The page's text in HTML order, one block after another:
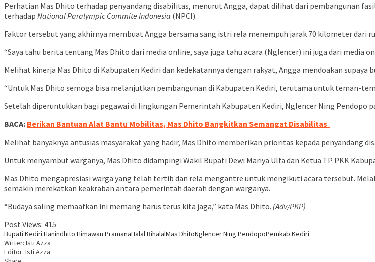
Perhatian Mas Dhito terhadap penyandang disabilitas, menurut Angga, dapat dilihat dari pembangunan
terhadap National Paralympic Commite Indonesia (NPCI).
Faktor tersebut yang akhirnya membuat Angga bersama sang istri rela menempuh jarak 70 kilometer dari
“Saya tahu berita tentang Mas Dhito dari media online, saya juga tahu acara (Nglencer) ini juga dari media
Melihat kinerja Mas Dhito di Kabupaten Kediri dan kedekatannya dengan rakyat, Angga mendoakan
“Untuk Mas Dhito semoga bisa melanjutkan pembangunan di Kabupaten Kediri, terutama untuk teman-
Setelah diperuntukkan bagi pegawai di lingkungan Pemerintah Kabupaten Kediri, Nglencer Ning Pendopo
BACA: Berikan Bantuan Alat Bantu Mobilitas, Mas Dhito Bangkitkan Semangat Disabilitas
Melihat banyaknya antusias masyarakat yang hadir, Mas Dhito memberikan prioritas kepada penyandang
Untuk menyambut warganya, Mas Dhito didampingi Wakil Bupati Dewi Mariya Ulfa dan Ketua TP PKK
Mas Dhito mengapresiasi warga yang telah tertib dan rela mengantre untuk mengikuti acara tersebut.
semakin merekatkan keakraban antara pemerintah daerah dengan warganya.
“Budaya saling memaafkan ini memang harus terus kita jaga,” kata Mas Dhito. (Adv/PKP)
Post Views: 415
Bupati Kediri Hanindhito Himawan PramanaHalal BihalalMas DhitoNglencer Ning PendopoPemkab Kediri
Writer: Isti Azza
Editor: Isti Azza